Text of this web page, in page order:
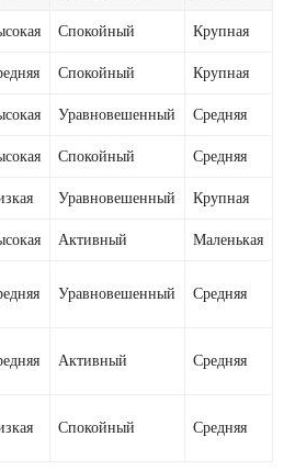
Спокойный Крупная
Спокойный Крупная
Уравновешенный Средняя
Спокойный Средняя
Уравновешенный Крупная
Активный Маленькая
Уравновешенный Средняя
Активный Средняя
Спокойный Средняя